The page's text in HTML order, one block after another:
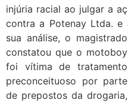
injúria racial ao julgar a
contra a Potenay Ltda. e
sua análise, o magistrado
constatou que o motoboy
foi vítima de tratamento
preconceituoso por parte
de prepostos da drogaria,